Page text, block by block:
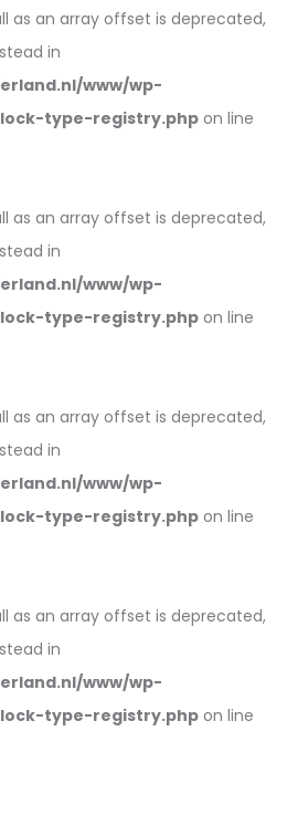
as an array offset is deprecated,
in
www/wp-
type-registry.php on line
as an array offset is deprecated,
in
www/wp-
type-registry.php on line
as an array offset is deprecated,
in
www/wp-
type-registry.php on line
as an array offset is deprecated,
in
www/wp-
type-registry.php on line